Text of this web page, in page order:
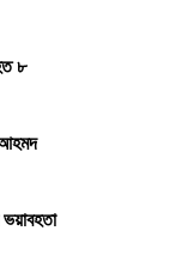
৮
আহমদ